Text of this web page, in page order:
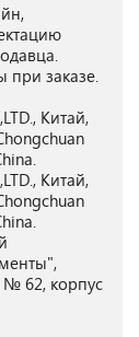
при заказе.
Китай,
Китай,
№ 62, корпус